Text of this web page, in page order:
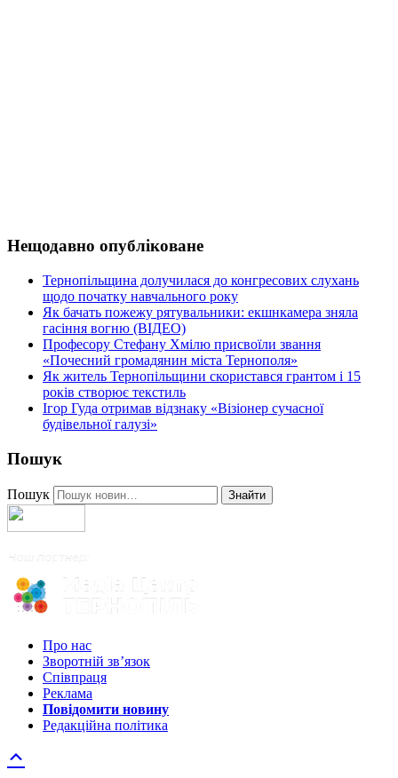
Нещодавно опубліковане
Тернопільщина долучилася до конгресових слухань
щодо початку навчального року
Як бачать пожежу рятувальники: екшнкамера зняла
гасіння вогню (ВІДЕО)
Професору Стефану Хмілю присвоїли звання
«Почесний громадянин міста Тернополя»
Як житель Тернопільщини скористався грантом і 15
років створює текстиль
Ігор Гуда отримав відзнаку «Візіонер сучасної
будівельної галузі»
Пошук
Пошук Знайти
Про нас
Зворотній зв’язок
Співпраця
Реклама
Повідомити новину
Редакційна політика